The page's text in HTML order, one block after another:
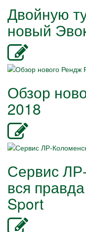
Двойную
новый
Обзор
2018
Сервис
вся
Sport